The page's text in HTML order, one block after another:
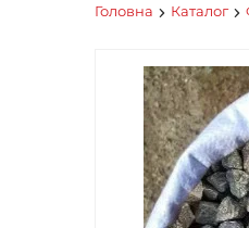
Головна Каталог